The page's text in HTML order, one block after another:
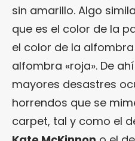
sin amarillo. Algo
que es el color de la
el color de la
alfombra «roja». De
mayores desastres
horrendos que se
carpet, tal y como el